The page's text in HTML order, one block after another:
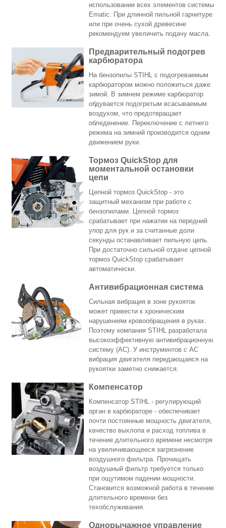
использовании всех элементов системы
Ematic. При длинной пильной гарнитуре
или при очень сухой древесине
рекомендуем увеличить подачу масла.
Предварительный подогрев
карбюратора
На бензопилы STIHL с подогреваемым
карбюратором можно положиться даже
зимой. В зимнем режиме карбюратор
обдувается подогретым всасываемым
воздухом, что предотвращает
обледенение. Переключение с летнего
режима на зимний производится одним
движением руки.
Тормоз QuickStop для
моментальной остановки
цепи
Цепной тормоз QuickStop - это
защитный механизм при работе с
бензопилами. Цепной тормоз
срабатывает при нажатии на передний
упор для рук и за считанные доли
секунды останавливает пильную цепь.
При достаточно сильной отдаче цепной
тормоз QuickStop срабатывает
автоматически.
Антивибрационная система
Сильная вибрация в зоне рукояток
может привести к хроническим
нарушениям кровообращения в руках.
Поэтому компания STIHL разработала
высокоэффективную антивибрационную
систему (АС). У инструментов с АС
вибрация двигателя передающаяся на
рукоятки заметно снижается.
Компенсатор
Компенсатор STIHL - регулирующий
орган в карбюраторе - обеспечивает
почти постоянные мощность двигателя,
качество выхлопа и расход топлива в
течение длительного времени несмотря
на увеличивающееся загрязнение
воздушного фильтра. Прочищать
воздушный фильтр требуется только
при ощутимом падении мощности.
Становится возможной работа в течение
длительного времени без
техобслуживания.
Однорычажное управление